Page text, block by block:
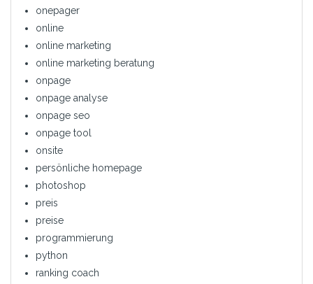
onepager
online
online marketing
online marketing beratung
onpage
onpage analyse
onpage seo
onpage tool
onsite
persönliche homepage
photoshop
preis
preise
programmierung
python
ranking coach